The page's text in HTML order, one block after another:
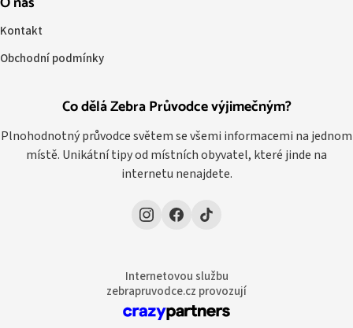
Co dělá Zebra Průvodce výjimečným?
Plnohodnotný průvodce světem se všemi informacemi na jednom
místě. Unikátní tipy od místních obyvatel, které jinde na
internetu nenajdete.
Kontakt
Obchodní podmínky
Internetovou službu
zebrapruvodce.cz provozují